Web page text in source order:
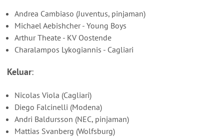
Andrea Cambiaso (Juventus, pinjaman)
Michael Aebishcher - Young Boys
Arthur Theate - KV Oostende
Charalampos Lykogiannis - Cagliari
Keluar:
Nicolas Viola (Cagliari)
Diego Falcinelli (Modena)
Andri Baldursson (NEC, pinjaman)
Mattias Svanberg (Wolfsburg)